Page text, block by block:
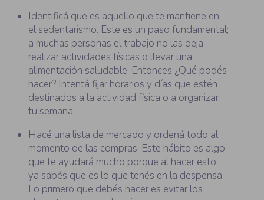
Identificá que es aquello que te mantiene en
el sedentarismo. Este es un paso fundamental;
a muchas personas el trabajo no las deja
realizar actividades físicas o llevar una
alimentación saludable. Entonces ¿Qué podés
hacer? Intentá fijar horarios y días que estén
destinados a la actividad física o a organizar
tu semana.
Hacé una lista de mercado y ordená todo al
momento de las compras. Este hábito es algo
que te ayudará mucho porque al hacer esto
ya sabés que es lo que tenés en la despensa.
Lo primero que debés hacer es evitar los